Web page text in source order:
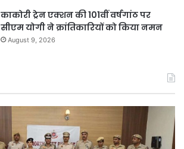
काकोरी ट्रेन एक्शन की 101वीं वर्षगांठ पर
सीएम योगी ने क्रांतिकारियों को किया नमन
August 9, 2026
में